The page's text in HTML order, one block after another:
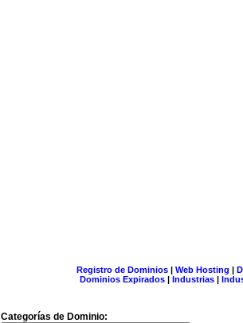
Registro de Dominios| Web Hosting |
Dominios Expirados | Industrias |
Categorías de Dominio: